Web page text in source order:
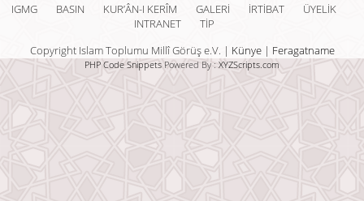
IGMG BASIN KUR’ÂN-I KERÎM GALERİ İRTİBAT
ÜYELİK
INTRANET
TİP
Copyright Islam Toplumu Millî Görüş e.V. | Künye| Feragatname
PHP Code Snippets Powered By : XYZScripts.com